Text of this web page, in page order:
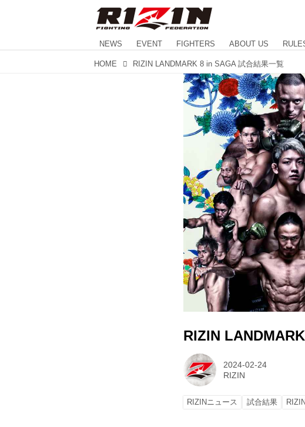
NEWS EVENT FIGHTERS ABOUT US
HOME RIZIN LANDMARK 8 in SAGA 試合結果一覧
RIZIN
2024-02-24
RIZIN
RIZINニュース 試合結果